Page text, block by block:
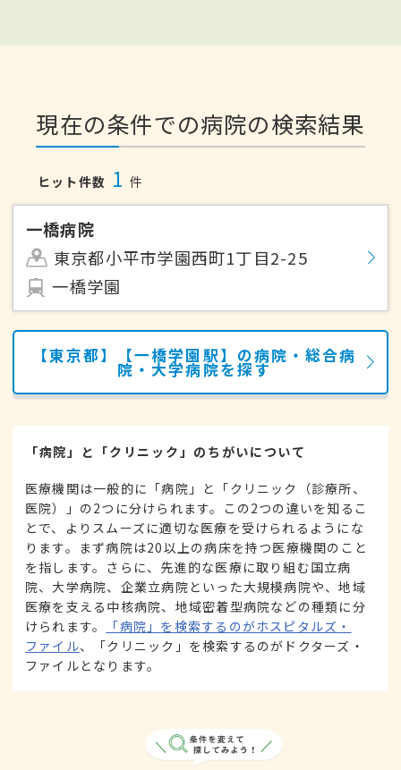
現在の条件での病院の検索結果
ヒット件数 1 件
一橋病院
東京都小平市学園西町1丁目2-25
一橋学園
【東京都】【一橋学園駅】の病院・総合病
院・大学病院を探す
「病院」と「クリニック」のちがいについて
医療機関は一般的に「病院」と「クリニック（診療所、
医院）」の2つに分けられます。この2つの違いを知るこ
とで、よりスムーズに適切な医療を受けられるようにな
ります。まず病院は20以上の病床を持つ医療機関のこと
を指します。さらに、先進的な医療に取り組む国立病
院、大学病院、企業立病院といった大規模病院や、地域
医療を支える中核病院、地域密着型病院などの種類に分
けられます。
「病院」を検索するのがホスピタルズ・
ファイル、「クリニック」を検索するのがドクターズ・
ファイルとなります。